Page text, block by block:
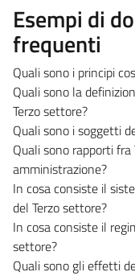
Esempi di
frequenti
Quali sono i principi
Quali sono la
Terzo settore?
Quali sono i soggetti
Quali sono rapporti
amministrazione?
In cosa consiste il
del Terzo settore?
In cosa consiste il
settore?
Quali sono gli effetti